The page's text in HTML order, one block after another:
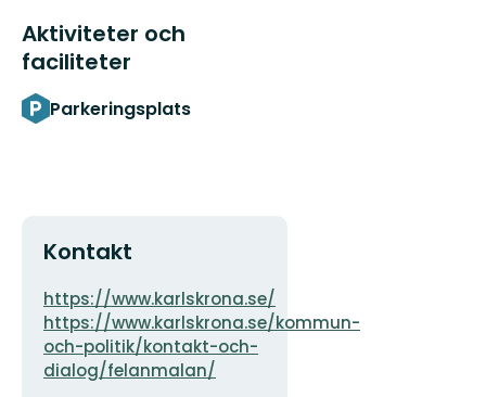
Aktiviteter och
faciliteter
Parkeringsplats
Kontakt
Adress
https://www.karlskrona.se/
https://www.karlskrona.se/kommun-
och-politik/kontakt-och-
dialog/felanmalan/